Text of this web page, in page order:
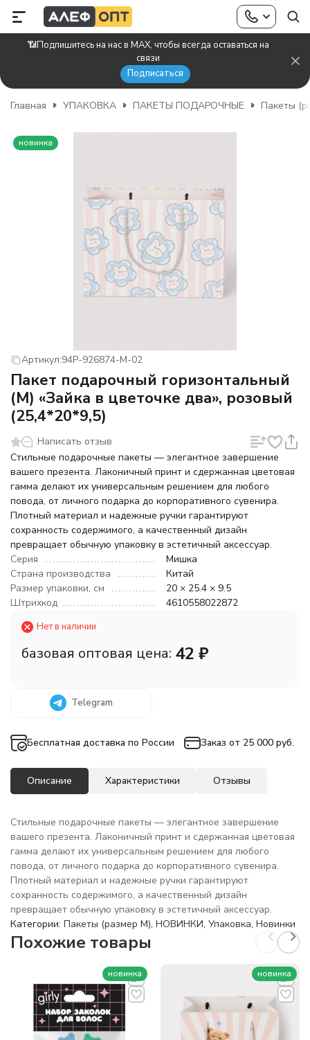
📶Подпишитесь на нас в MAX, чтобы всегда оставаться на
связи
Подписаться
Главная УПАКОВКА ПАКЕТЫ ПОДАРОЧНЫЕ Пакеты
новинка
Артикул:94P-926874-M-02
Пакет подарочный горизонтальный
(М) «Зайка в цветочке два», розовый
(25,4*20*9,5)
Написать отзыв
Стильные подарочные пакеты — элегантное завершение
вашего презента. Лаконичный принт и сдержанная цветовая
гамма делают их универсальным решением для любого
повода, от личного подарка до корпоративного сувенира.
Плотный материал и надежные ручки гарантируют
сохранность содержимого, а качественный дизайн
превращает обычную упаковку в эстетичный аксессуар.
Серия
Мишка
Страна производства
Китай
Размер упаковки, см
20 × 25.4 × 9.5
Штрихкод
4610558022872
Нет в наличии
базовая оптовая цена: 42 ₽
Telegram
Бесплатная доставка по России Заказ от 25 000 руб.
Описание Характеристики Отзывы
Стильные подарочные пакеты — элегантное завершение
вашего презента. Лаконичный принт и сдержанная цветовая
гамма делают их универсальным решением для любого
повода, от личного подарка до корпоративного сувенира.
Плотный материал и надежные ручки гарантируют
сохранность содержимого, а качественный дизайн
превращает обычную упаковку в эстетичный аксессуар.
Категории: Пакеты (размер M), НОВИНКИ, Упаковка, Новинки
Похожие товары
новинка новинка